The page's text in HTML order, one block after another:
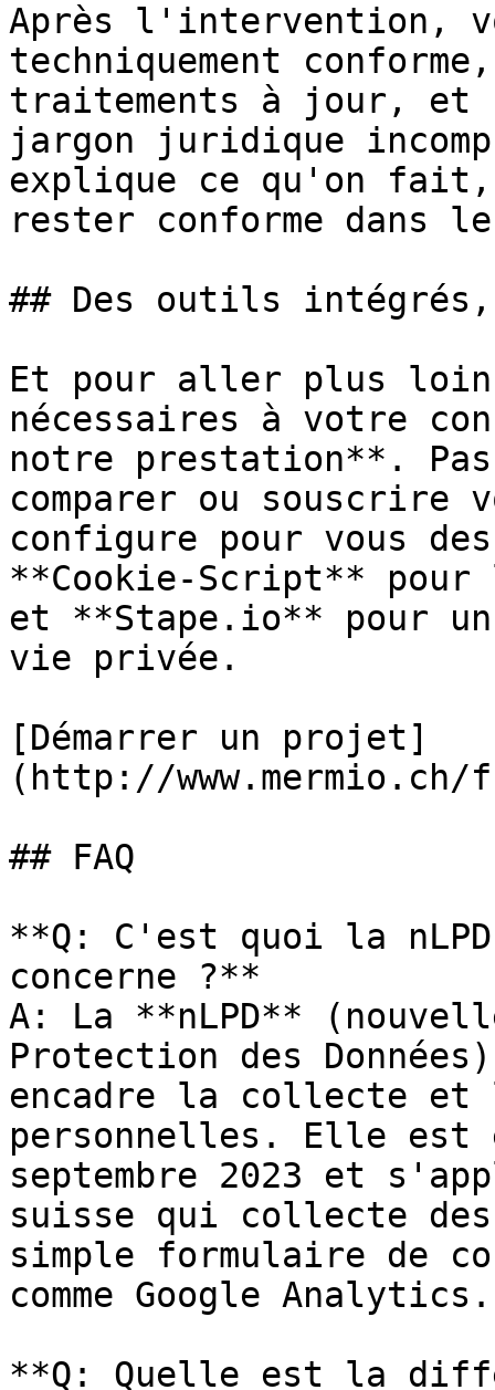
Après l'intervention,
techniquement
traitements à jour, et
jargon juridique
explique ce qu'on fait,
rester conforme dans
## Des outils intégrés,
Et pour aller plus
nécessaires à votre
notre prestation**.
comparer ou souscrire
configure pour vous
**Cookie-Script** pour
et **Stape.io** pour
vie privée.
[Démarrer un projet]
(http://
## FAQ
**Q: C'est quoi la
concerne ?**
A: La **nLPD**
Protection des
encadre la collecte et
personnelles. Elle est
septembre 2023 et
suisse qui collecte
simple formulaire de
comme Google Analytics.
**Q: Quelle est la